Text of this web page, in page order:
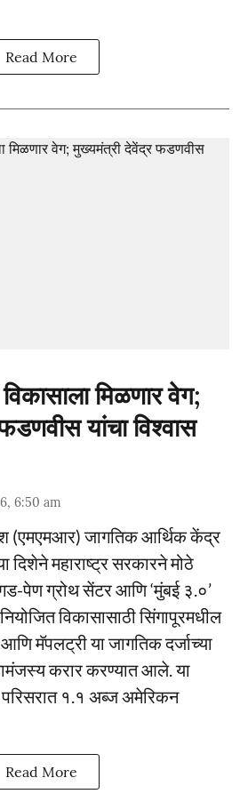
Read More
विकासाला मिळणार वेग;
यांचा विश्वास
6:50 am
(एमएमआर) जागतिक आर्थिक केंद्र
दिशेने महाराष्ट्र सरकारने मोठे
पेण ग्रोथ सेंटर आणि ‘मुंबई ३.०’
नियोजित विकासासाठी सिंगापूरमधील
मॅपलट्री या जागतिक दर्जाच्या
करार करण्यात आले. या
परिसरात १.१ अब्ज अमेरिकन
Read More